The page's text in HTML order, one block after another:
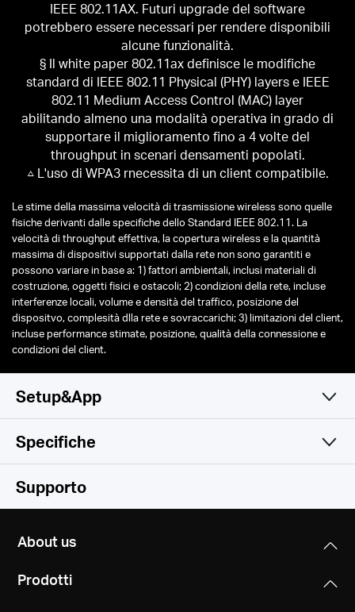
IEEE 802.11AX. Futuri upgrade del software
potrebbero essere necessari per rendere disponibili
alcune funzionalità.
§ Il white paper 802.11ax definisce le modifiche
standard di IEEE 802.11 Physical (PHY) layers e IEEE
802.11 Medium Access Control (MAC) layer
abilitando almeno una modalità operativa in grado di
supportare il miglioramento fino a 4 volte del
throughput in scenari densamenti popolati.
△ L'uso di WPA3 rnecessita di un client compatibile.
Le stime della massima velocità di trasmissione wireless sono quelle
fisiche derivanti dalle specifiche dello Standard IEEE 802.11. La
velocità di throughput effettiva, la copertura wireless e la quantità
massima di dispositivi supportati dalla rete non sono garantiti e
possono variare in base a: 1) fattori ambientali, inclusi materiali di
costruzione, oggetti fisici e ostacoli; 2) condizioni della rete, incluse
interferenze locali, volume e densità del traffico, posizione del
dispositvo, complesità dlla rete e sovraccarichi; 3) limitazioni del client,
incluse performance stimate, posizione, qualità della connessione e
condizioni del client.
Setup&App
Una sola app semplice e
funzionale
Specifiche
Wireless
Compatible with 802.11ax/ac/a/b/g/n Wi-Fi standards
Signal Rate
Dynamic IP/Static IP/PPPoE/L2TP/PPTP
Supporto
About us
Prodotti